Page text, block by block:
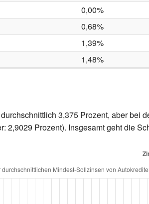
0,00%
0,68%
1,39%
1,48%
3,375 Prozent, aber bei
2,9029 Prozent). Insgesamt geht die